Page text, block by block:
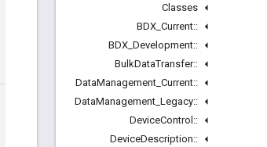
Classes
::
BDX Current
::
BDX Development
::
BulkDataTransfer
::
DataManagement Current
::
DataManagement Legacy
::
DeviceControl
::
DeviceDescription